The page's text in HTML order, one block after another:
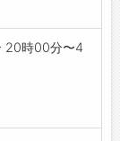
20時00分〜4